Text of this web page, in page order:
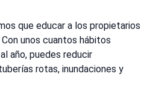
que educar a los propietarios
unos cuantos hábitos
año, puedes reducir
rotas, inundaciones y